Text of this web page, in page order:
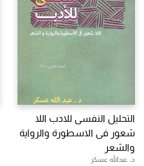
التحليل النفسى للادب اللا
شعور فى الاسطورة والرواية
والشعر
د. عبدالله عسكر